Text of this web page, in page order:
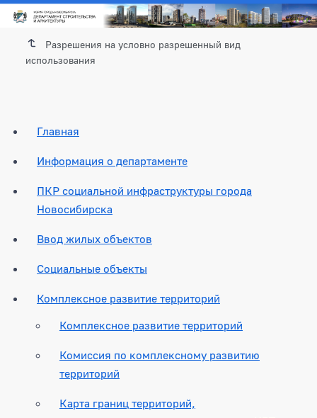
Разрешения на условно разрешенный вид
использования
Главная
Информация о департаменте
ПКР социальной инфраструктуры города
Новосибирска
Ввод жилых объектов
Социальные объекты
Комплексное развитие территорий
Комплексное развитие территорий
Комиссия по комплексному развитию
территорий
Карта границ территорий,